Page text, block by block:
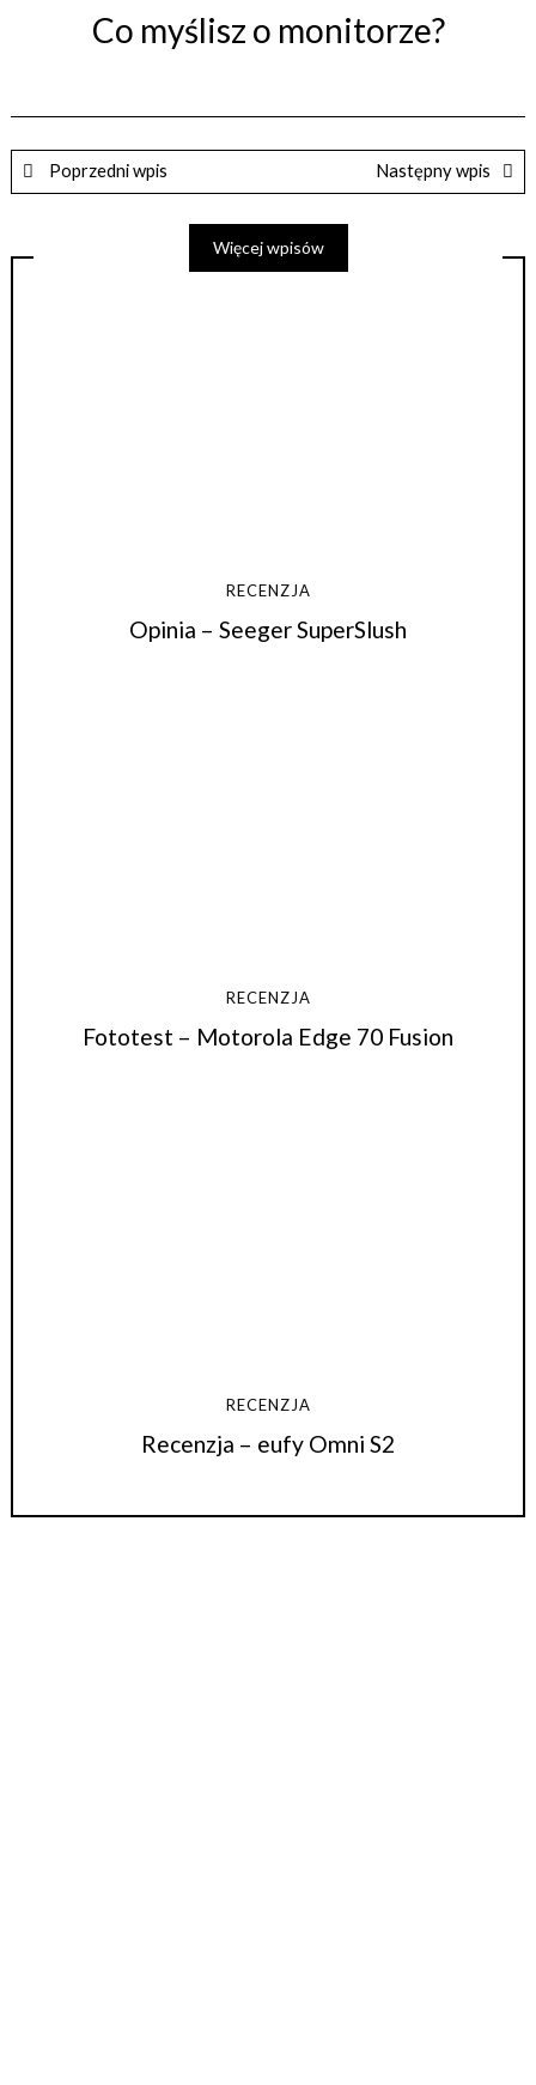
Co myślisz o monitorze?
Poprzedni wpis Następny wpis
Więcej wpisów
RECENZJA
Opinia – Seeger SuperSlush
RECENZJA
Fototest – Motorola Edge 70 Fusion
RECENZJA
Recenzja – eufy Omni S2